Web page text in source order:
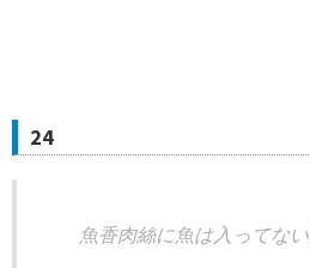
24
魚香肉絲に魚は入ってない